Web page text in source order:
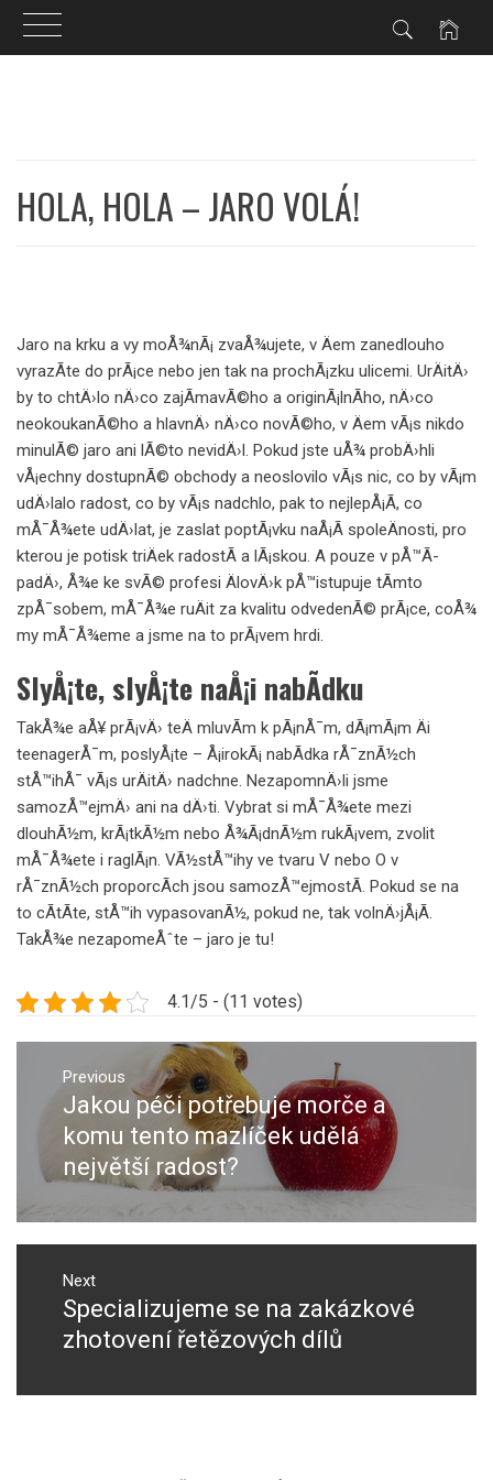
HOLA, HOLA – JARO VOLÁ!
Jaro na krku a vy moÅ¾nÃ¡ zvaÅ¾ujete, v Äem zanedlouho
vyrazÃ­te do prÃ¡ce nebo jen tak na prochÃ¡zku ulicemi. UrÄitÄ›
by to chtÄ›lo nÄ›co zajÃ­mavÃ©ho a originÃ¡lnÃ­ho, nÄ›co
neokoukanÃ©ho a hlavnÄ› nÄ›co novÃ©ho, v Äem vÃ¡s nikdo
minulÃ© jaro ani lÃ©to nevidÄ›l. Pokud jste uÅ¾ probÄ›hli
vÅ¡echny dostupnÃ© obchody a neoslovilo vÃ¡s nic, co by vÃ¡m
udÄ›lalo radost, co by vÃ¡s nadchlo, pak to nejlepÅ¡Ã­, co
mÅ¯Å¾ete udÄ›lat, je zaslat poptÃ¡vku naÅ¡Ã­ spoleÄnosti, pro
kterou je potisk triÄek radostÃ­ a lÃ¡skou. A pouze v pÅ™Ã­
padÄ›, Å¾e ke svÃ© profesi ÄlovÄ›k pÅ™istupuje tÃ­mto
zpÅ¯sobem, mÅ¯Å¾e ruÄit za kvalitu odvedenÃ© prÃ¡ce, coÅ¾
my mÅ¯Å¾eme a jsme na to prÃ¡vem hrdi.
SlyÅ¡te, slyÅ¡te naÅ¡i nabÃ­dku
TakÅ¾e aÅ¥ prÃ¡vÄ› teÄ mluvÃ­m k pÃ¡nÅ¯m, dÃ¡mÃ¡m Äi
teenagerÅ¯m, poslyÅ¡te – Å¡irokÃ¡ nabÃ­dka rÅ¯znÃ½ch
stÅ™ihÅ¯ vÃ¡s urÄitÄ› nadchne. NezapomnÄ›li jsme
samozÅ™ejmÄ› ani na dÄ›ti. Vybrat si mÅ¯Å¾ete mezi
dlouhÃ½m, krÃ¡tkÃ½m nebo Å¾Ã¡dnÃ½m rukÃ¡vem, zvolit
mÅ¯Å¾ete i raglÃ¡n. VÃ½stÅ™ihy ve tvaru V nebo O v
rÅ¯znÃ½ch proporcÃ­ch jsou samozÅ™ejmostÃ­. Pokud se na
to cÃ­tÃ­te, stÅ™ih vypasovanÃ½, pokud ne, tak volnÄ›jÅ¡Ã­.
TakÅ¾e nezapomeÅˆte – jaro je tu!
4.1/5 - (11 votes)
Navigace
příspěvek
Previous
Previous
post:
Jakou péči potřebuje morče a
komu tento mazlíček udělá
největší radost?
Next
Next
post:
Specializujeme se na zakázkové
zhotovení řetězových dílů